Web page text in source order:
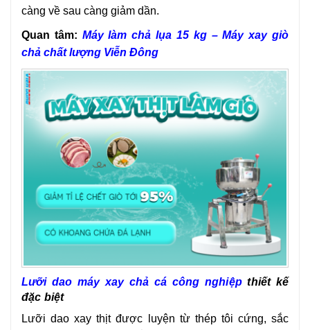
càng về sau càng giảm dần.
Quan tâm: Máy làm chả lụa 15 kg – Máy xay giò
chả chất lượng Viễn Đông
Lưỡi dao máy xay chả cá công nghiệp thiết kế
đặc biệt
Lưỡi dao xay thịt được luyện từ thép tôi cứng, sắc